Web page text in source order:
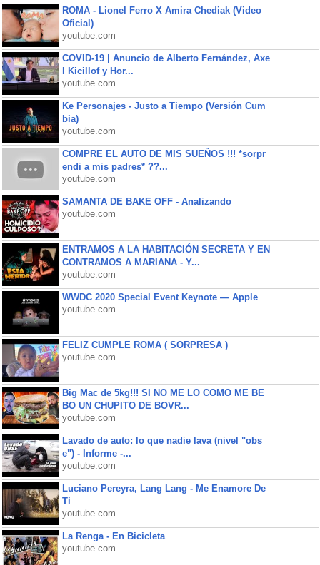
ROMA - Lionel Ferro X Amira Chediak (Video
Oficial)
youtube.com
COVID-19 | Anuncio de Alberto Fernández, Axe
l Kicillof y Hor...
youtube.com
Ke Personajes - Justo a Tiempo (Versión Cum
bia)
youtube.com
COMPRE EL AUTO DE MIS SUEÑOS !!! *sorpr
endi a mis padres* ??...
youtube.com
SAMANTA DE BAKE OFF - Analizando
youtube.com
ENTRAMOS A LA HABITACIÓN SECRETA Y EN
CONTRAMOS A MARIANA - Y...
youtube.com
WWDC 2020 Special Event Keynote — Apple
youtube.com
FELIZ CUMPLE ROMA ( SORPRESA )
youtube.com
Big Mac de 5kg!!! SI NO ME LO COMO ME BE
BO UN CHUPITO DE BOVR...
youtube.com
Lavado de auto: lo que nadie lava (nivel "obs
e") - Informe -...
youtube.com
Luciano Pereyra, Lang Lang - Me Enamore De
Ti
youtube.com
La Renga - En Bicicleta
youtube.com